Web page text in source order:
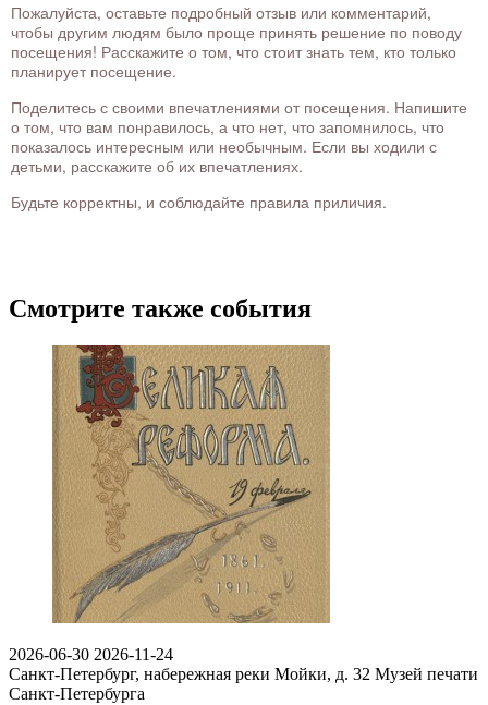
Пожалуйста, оставьте подробный отзыв или комментарий,
чтобы другим людям было проще принять решение по поводу
посещения! Расскажите о том, что стоит знать тем, кто только
планирует посещение.
Поделитесь с своими впечатлениями от посещения. Напишите
о том, что вам понравилось, а что нет, что запомнилось, что
показалось интересным или необычным. Если вы ходили с
детьми, расскажите об их впечатлениях.
Будьте корректны, и соблюдайте правила приличия.
Смотрите также события
2026-06-30 2026-11-24
Санкт-Петербург, набережная реки Мойки, д. 32 Музей печати
Санкт-Петербурга